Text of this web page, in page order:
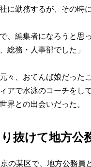
に勤務するが、その時
、編集者になろうと思
総務・人事部でした」
々、おてんば娘だった
アで水泳のコーチをし
界との出会いだった。
抜けて地方公
の某区で、地方公務員